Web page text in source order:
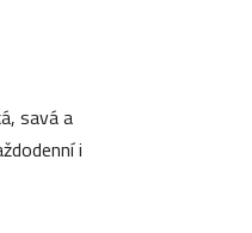
savá a
i